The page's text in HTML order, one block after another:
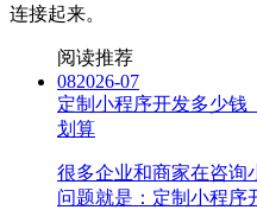
连接起来。
阅读推荐
082026-07
定制小程序开发多少钱
划算
很多企业和商家在咨询
问题就是：定制小程序